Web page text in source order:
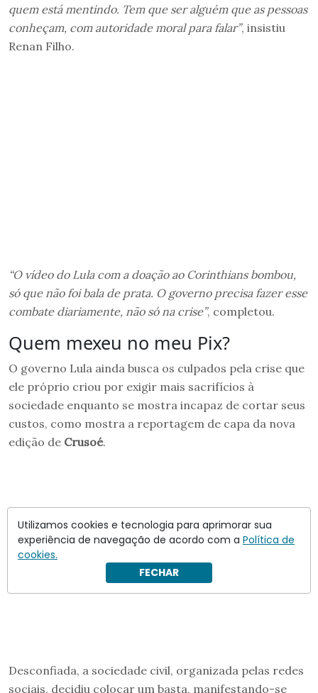
quem está mentindo. Tem que ser alguém que as pessoas
conheçam, com autoridade moral para falar”, insistiu
Renan Filho.
“O vídeo do Lula com a doação ao Corinthians bombou,
só que não foi bala de prata. O governo precisa fazer esse
combate diariamente, não só na crise”, completou.
Quem mexeu no meu Pix?
O governo Lula ainda busca os culpados pela crise que
ele próprio criou por exigir mais sacrifícios à
sociedade enquanto se mostra incapaz de cortar seus
custos, como mostra a reportagem de capa da nova
edição de Crusoé.
Desconfiada, a sociedade civil, organizada pelas redes
sociais, decidiu colocar um basta, manifestando-se
Utilizamos cookies e tecnologia para aprimorar sua
experiência de navegação de acordo com a Política de
cookies.
FECHAR